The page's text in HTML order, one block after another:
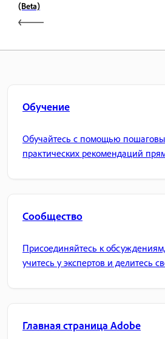
(Beta)
Обучение
Обучайтесь с помощью
практических рекомендаций
Сообщество
Присоединяйтесь к
учитесь у экспертов и делитесь
Главная страница Adobe